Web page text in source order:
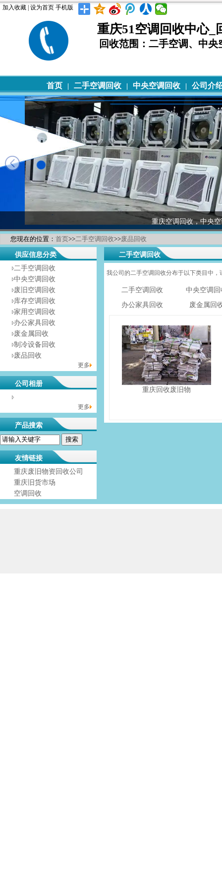
加入收藏 设为首页 手机版
重庆51空调回收中心_
回收范围：二手空调、中
首页 二手空调回收 中央空调回收 公司介
重庆空调回收，中央
您现在的位置： 首页>>二手空调回收>>废品回收
供应信息分类
二手空调回收
中央空调回收
废旧空调回收
库存空调回收
家用空调回收
办公家具回收
废金属回收
制冷设备回收
废品回收
更多
公司相册
没有相册分类！
更多
产品搜索
友情链接
重庆废旧物资回收公司
重庆旧货市场
空调回收
二手空调回收
我公司的二手空调回收分布于以下类目中，
二手空调回收
中央空调回
办公家具回收
废金属回
重庆回收废旧物